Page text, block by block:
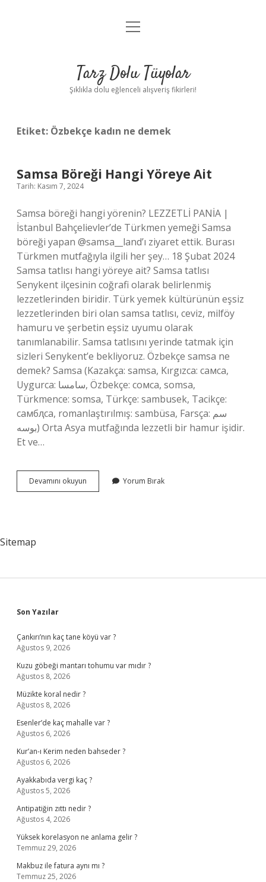
Anasayfa
Yasal Uyarı
menüyü
Tarz Dolu Tüyolar
Şıklıkla dolu eğlenceli alışveriş fikirleri!
Etiket: Özbekçe kadın ne demek
Samsa Böreği Hangi Yöreye Ait
Tarih: Kasım 7, 2024
Samsa böreği hangi yörenin? LEZZETLİ PANİA |
İstanbul Bahçelievler’de Türkmen yemeği Samsa
böreği yapan @samsa__land’ı ziyaret ettik. Burası
Türkmen mutfağıyla ilgili her şey… 18 Şubat 2024
Samsa tatlısı hangi yöreye ait? Samsa tatlısı
Senykent ilçesinin coğrafi olarak belirlenmiş
lezzetlerinden biridir. Türk yemek kültürünün eşsiz
lezzetlerinden biri olan samsa tatlısı, ceviz, milföy
hamuru ve şerbetin eşsiz uyumu olarak
tanımlanabilir. Samsa tatlısını yerinde tatmak için
sizleri Senykent’e bekliyoruz. Özbekçe samsa ne
demek? Samsa (Kazakça: samsa, Kırgızca: самса,
Uygurca: سامسا, Özbekçe: сомса, somsa,
Türkmence: somsa, Türkçe: sambusek, Tacikçe:
самбԯса, romanlaştırılmış: sambüsa, Farsça: سم
بوسه) Orta Asya mutfağında lezzetli bir hamur işidir.
Et ve…
Devamını okuyun
Böreği
Yorum Bırak
Sitemap
Sidebar
Son Yazılar
Çankırı’nın kaç tane köyü var ?
Ağustos 9, 2026
Kuzu göbeği mantarı tohumu var mıdır ?
Ağustos 8, 2026
Müzikte koral nedir ?
Ağustos 8, 2026
Esenler’de kaç mahalle var ?
Ağustos 6, 2026
Kur’an-ı Kerim neden bahseder ?
Ağustos 6, 2026
Ayakkabıda vergi kaç ?
Ağustos 5, 2026
Antipatiğin zıttı nedir ?
Ağustos 4, 2026
Yüksek korelasyon ne anlama gelir ?
Temmuz 29, 2026
Makbuz ile fatura aynı mı ?
Temmuz 25, 2026